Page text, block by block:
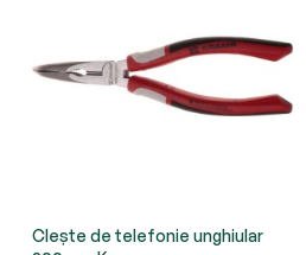
Clește de telefonie unghiular